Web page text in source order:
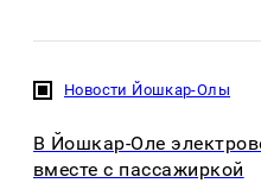
Новости Йошкар-Олы
В Йошкар-Оле
вместе с пассажиркой